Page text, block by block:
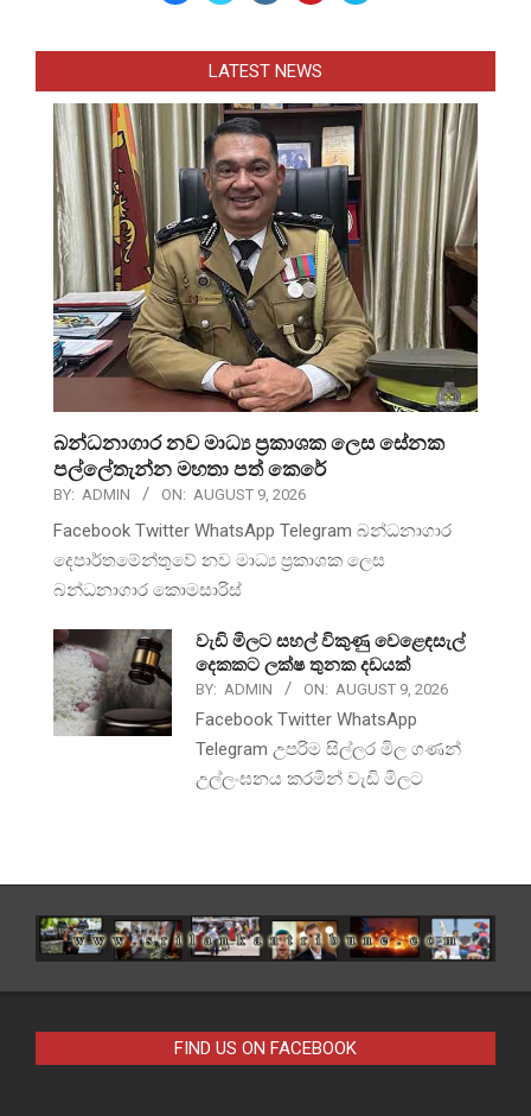
LATEST NEWS
බන්ධනාගාර නව මාධ්‍ය ප්‍රකාශක ලෙස සේනක
පල්ලේතැන්න මහතා පත් කෙරේ
BY: ADMIN ON: AUGUST 9, 2026
Facebook Twitter WhatsApp Telegram බන්ධනාගාර
දෙපාර්තමේන්තුවේ නව මාධ්‍ය ප්‍රකාශක ලෙස
බන්ධනාගාර කොමසාරිස්
වැඩි මිලට සහල් විකුණු වෙළෙඳසැල්
දෙකකට ලක්ෂ තුනක දඩයක්
BY: ADMIN ON: AUGUST 9, 2026
Facebook Twitter WhatsApp
Telegram උපරිම සිල්ලර මිල ගණන්
උල්ලංඝනය කරමින් වැඩි මිලට
FIND US ON FACEBOOK